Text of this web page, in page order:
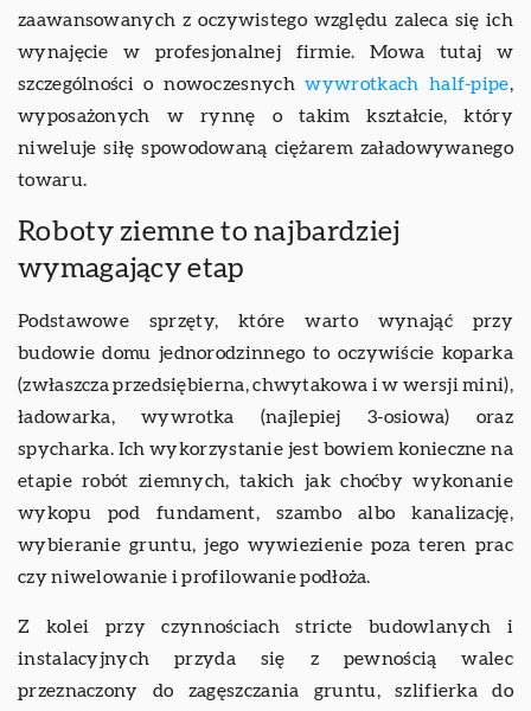
zaawansowanych z oczywistego względu zaleca się ich
wynajęcie w profesjonalnej firmie. Mowa tutaj w
szczególności o nowoczesnychwywrotkach half-pipe,
wyposażonych w rynnę o takim kształcie, który
niweluje siłę spowodowaną ciężarem załadowywanego
towaru.
Roboty ziemne to najbardziej
wymagający etap
Podstawowe sprzęty, które warto wynająć przy
budowie domu jednorodzinnego to oczywiście koparka
(zwłaszcza przedsiębierna, chwytakowa i w wersji mini),
ładowarka, wywrotka (najlepiej 3-osiowa) oraz
spycharka. Ich wykorzystanie jest bowiem konieczne na
etapie robót ziemnych, takich jak choćby wykonanie
wykopu pod fundament, szambo albo kanalizację,
wybieranie gruntu, jego wywiezienie poza teren prac
czy niwelowanie i profilowanie podłoża.
Z kolei przy czynnościach stricte budowlanych i
instalacyjnych przyda się z pewnością walec
przeznaczony do zagęszczania gruntu, szlifierka do